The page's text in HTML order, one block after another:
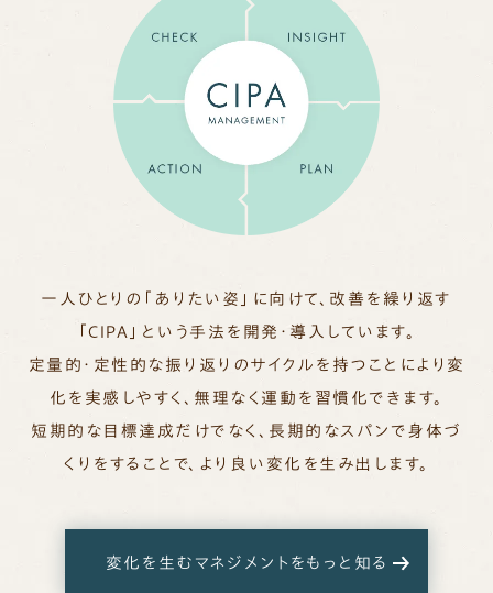
一人ひとりの「ありたい姿」に向けて、改善を繰り返す
「CIPA」という手法を開発・導入しています。
定量的・定性的な振り返りのサイクルを持つことにより変
化を実感しやすく、無理なく運動を習慣化できます。
短期的な目標達成だけでなく、長期的なスパンで身体づ
くりをすることで、より良い変化を生み出します。
変化を生むマネジメントをもっと知る